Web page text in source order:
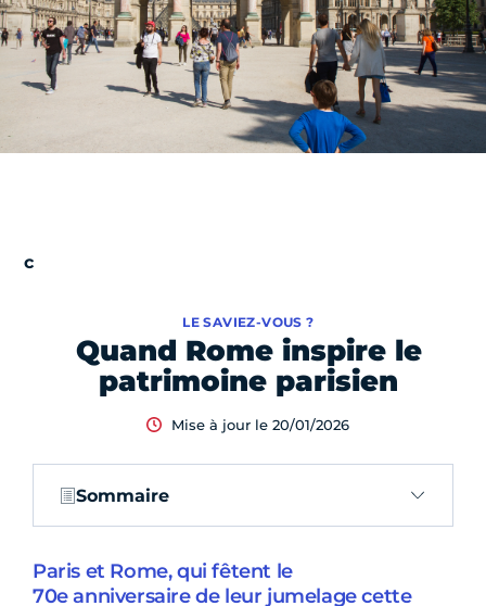
Quand Rome inspire le
patrimoine parisien
LE SAVIEZ-VOUS ?
Mise à jour le 20/01/2026
Sommaire
Paris et Rome, qui fêtent le
70e anniversaire de leur jumelage cette